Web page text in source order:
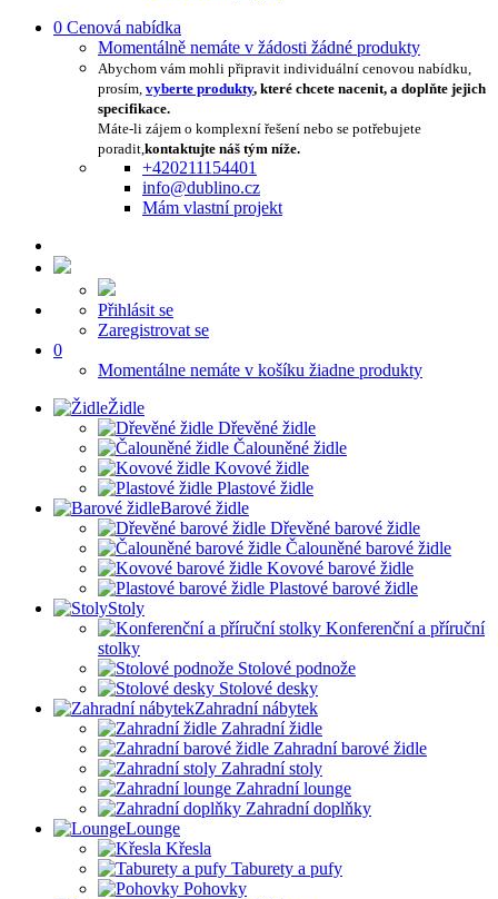
0 Cenová nabídka
Momentálně nemáte v žádosti žádné produkty
Abychom vám mohli připravit individuální cenovou nabídku,
prosím, vyberte produkty, které chcete nacenit, a doplňte jejich
specifikace.
Máte-li zájem o komplexní řešení nebo se potřebujete
poradit,kontaktujte náš tým níže.
+420211154401
info@dublino.cz
Mám vlastní projekt
Přihlásit se
Zaregistrovat se
0
Momentálne nemáte v košíku žiadne produkty
Židle
Dřevěné židle
Čalouněné židle
Kovové židle
Plastové židle
Barové židle
Dřevěné barové židle
Čalouněné barové židle
Kovové barové židle
Plastové barové židle
Stoly
Konferenční a příruční
stolky
Stolové podnože
Stolové desky
Zahradní nábytek
Zahradní židle
Zahradní barové židle
Zahradní stoly
Zahradní lounge
Zahradní doplňky
Lounge
Křesla
Taburety a pufy
Pohovky